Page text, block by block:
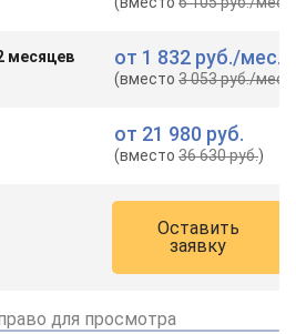
месяцев от 1 832 руб./мес.
(вместо3 053 руб./мес.
от 21 980 руб.
(вместо36 630 руб.)
Оставить
заявку
для просмотра